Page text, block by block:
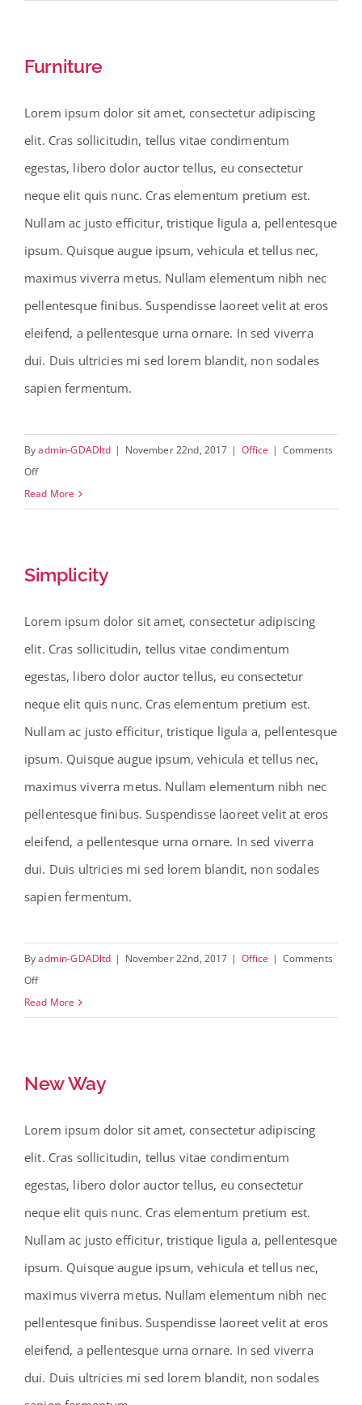
Furniture
Lorem ipsum dolor sit amet, consectetur adipiscing
elit. Cras sollicitudin, tellus vitae condimentum
egestas, libero dolor auctor tellus, eu consectetur
neque elit quis nunc. Cras elementum pretium est.
Nullam ac justo efficitur, tristique ligula a, pellentesque
ipsum. Quisque augue ipsum, vehicula et tellus nec,
maximus viverra metus. Nullam elementum nibh nec
pellentesque finibus. Suspendisse laoreet velit at eros
eleifend, a pellentesque urna ornare. In sed viverra
dui. Duis ultricies mi sed lorem blandit, non sodales
sapien fermentum.
Byadmin-GDADltd | November 22nd, 2017 | Office | Comments
Offon
Furniture
Read More
Simplicity
Lorem ipsum dolor sit amet, consectetur adipiscing
elit. Cras sollicitudin, tellus vitae condimentum
egestas, libero dolor auctor tellus, eu consectetur
neque elit quis nunc. Cras elementum pretium est.
Nullam ac justo efficitur, tristique ligula a, pellentesque
ipsum. Quisque augue ipsum, vehicula et tellus nec,
maximus viverra metus. Nullam elementum nibh nec
pellentesque finibus. Suspendisse laoreet velit at eros
eleifend, a pellentesque urna ornare. In sed viverra
dui. Duis ultricies mi sed lorem blandit, non sodales
sapien fermentum.
Byadmin-GDADltd | November 22nd, 2017 | Office | Comments
Offon
Simplicity
Read More
New Way
Lorem ipsum dolor sit amet, consectetur adipiscing
elit. Cras sollicitudin, tellus vitae condimentum
egestas, libero dolor auctor tellus, eu consectetur
neque elit quis nunc. Cras elementum pretium est.
Nullam ac justo efficitur, tristique ligula a, pellentesque
ipsum. Quisque augue ipsum, vehicula et tellus nec,
maximus viverra metus. Nullam elementum nibh nec
pellentesque finibus. Suspendisse laoreet velit at eros
eleifend, a pellentesque urna ornare. In sed viverra
dui. Duis ultricies mi sed lorem blandit, non sodales